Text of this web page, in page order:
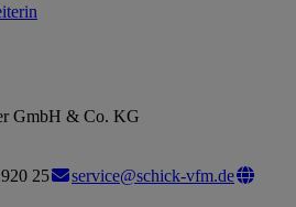
GmbH & Co. KG
25
service@schick-vfm.de